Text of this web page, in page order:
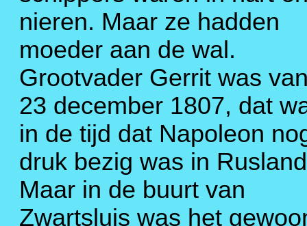
nieren. Maar ze hadden
moeder aan de wal.
Grootvader Gerrit was
23 december 1807, dat
in de tijd dat Napoleon
druk bezig was in
Maar in de buurt van
Zwartsluis was het